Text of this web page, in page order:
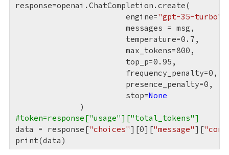
response=openai.ChatCompletion.create(
        		engine=
"gpt-35-turbo"
        		temperature=
0.7 ,
        		max_tokens=
800 ,
        		top_p=
0.95 ,
        		frequency_penalty=
0 ,
        		presence_penalty=
0 ,
        		stop=
None
#token=response["usage"]["total_tokens"]
data = response["choices"][0]["message"][
print(data)